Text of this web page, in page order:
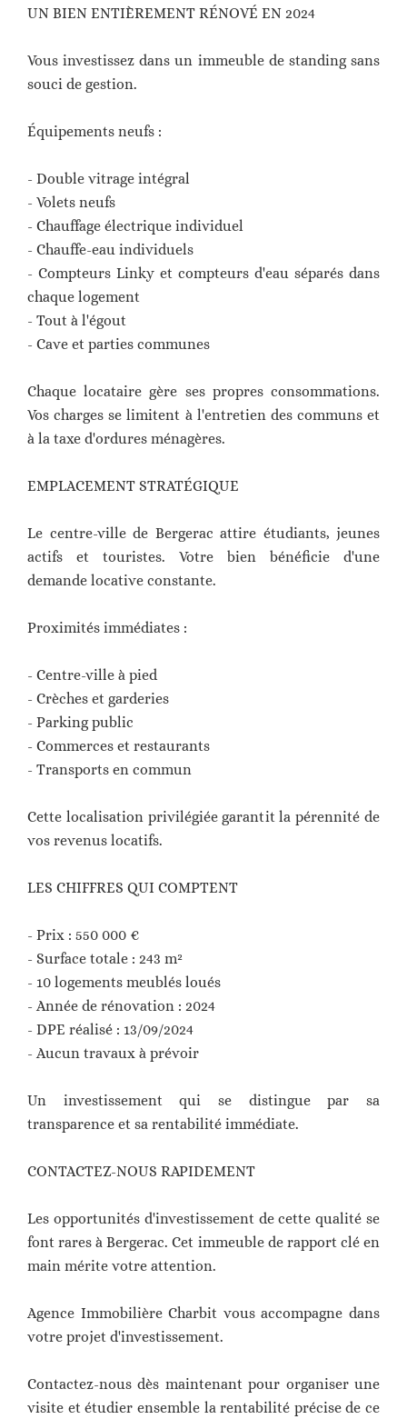
UN BIEN ENTIÈREMENT RÉNOVÉ EN 2024
Vous investissez dans un immeuble de standing sans
souci de gestion.
Équipements neufs :
- Double vitrage intégral
- Volets neufs
- Chauffage électrique individuel
- Chauffe-eau individuels
- Compteurs Linky et compteurs d'eau séparés dans
chaque logement
- Tout à l'égout
- Cave et parties communes
Chaque locataire gère ses propres consommations.
Vos charges se limitent à l'entretien des communs et
à la taxe d'ordures ménagères.
EMPLACEMENT STRATÉGIQUE
Le centre-ville de Bergerac attire étudiants, jeunes
actifs et touristes. Votre bien bénéficie d'une
demande locative constante.
Proximités immédiates :
- Centre-ville à pied
- Crèches et garderies
- Parking public
- Commerces et restaurants
- Transports en commun
Cette localisation privilégiée garantit la pérennité de
vos revenus locatifs.
LES CHIFFRES QUI COMPTENT
- Prix : 550 000 €
- Surface totale : 243 m²
- 10 logements meublés loués
- Année de rénovation : 2024
- DPE réalisé : 13/09/2024
- Aucun travaux à prévoir
Un investissement qui se distingue par sa
transparence et sa rentabilité immédiate.
CONTACTEZ-NOUS RAPIDEMENT
Les opportunités d'investissement de cette qualité se
font rares à Bergerac. Cet immeuble de rapport clé en
main mérite votre attention.
Agence Immobilière Charbit vous accompagne dans
votre projet d'investissement.
Contactez-nous dès maintenant pour organiser une
visite et étudier ensemble la rentabilité précise de ce